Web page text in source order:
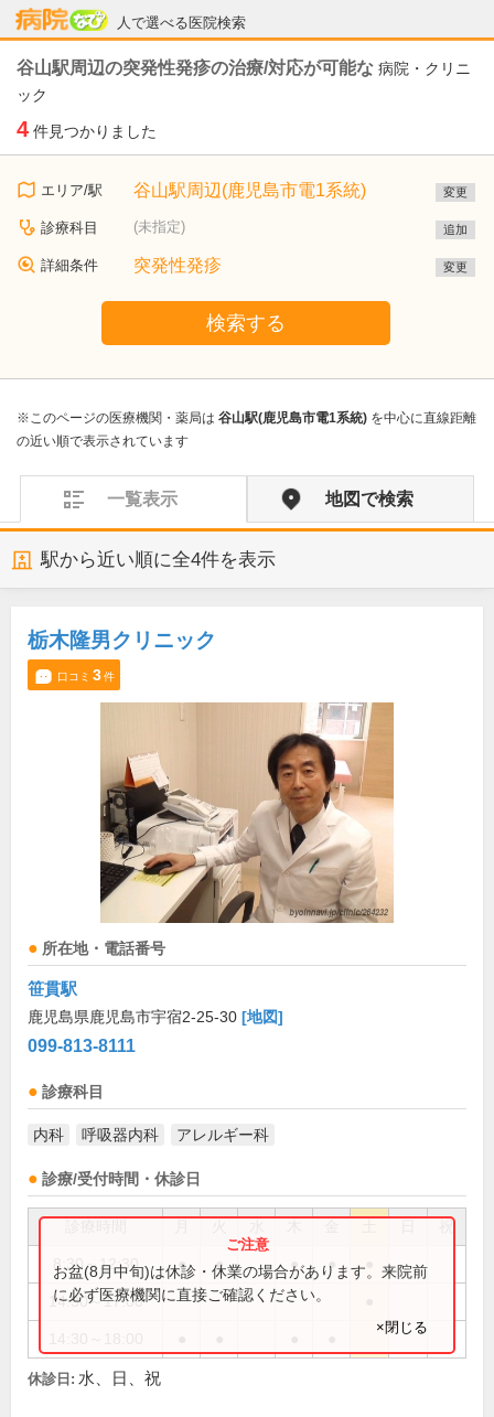
人で選べる医院検索
病院なび
谷山駅周辺の突発性発疹の治療/対応が可能な 病院・クリニ
ック
4 件見つかりました
エリア/駅 谷山駅周辺(鹿児島市電1系統) 変更
診療科目 (未指定) 追加
詳細条件 突発性発疹 変更
検索する
※このページの医療機関・薬局は 谷山駅(鹿児島市電1系統) を中心に直線距離
の近い順で表示されています
一覧表示 地図で検索
駅から近い順に全4件を表示
栃木隆男クリニック
口コミ 3件
所在地・電話番号
笹貫駅
鹿児島県鹿児島市宇宿2-25-30 [地図]
099-813-8111
診療科目
内科 呼吸器内科 アレルギー科
診療/受付時間・休診日
祝
8:30～12:30 ● ● ● ●
14:30～17:00
お盆(8月中旬)は休診・休業の場合があります。来院前
に必ず医療機関に直接ご確認ください。
×閉じる
休診日: 水、日、祝